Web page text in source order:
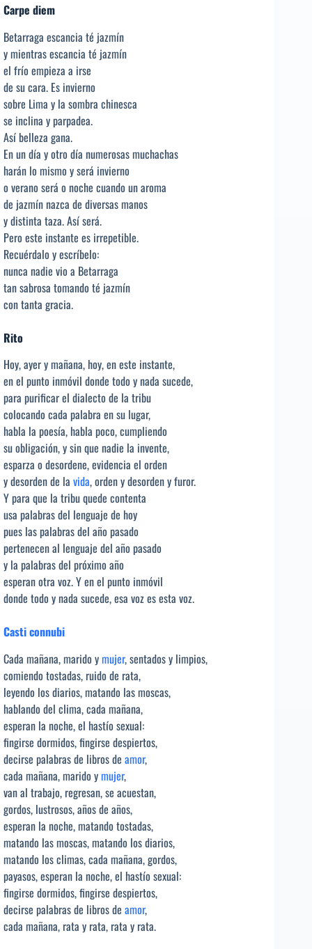
Carpe diem
Betarraga escancia té jazmín
y mientras escancia té jazmín
el frío empieza a irse
de su cara. Es invierno
sobre Lima y la sombra chinesca
se inclina y parpadea.
Así belleza gana.
En un día y otro día numerosas muchachas
harán lo mismo y será invierno
o verano será o noche cuando un aroma
de jazmín nazca de diversas manos
y distinta taza. Así será.
Pero este instante es irrepetible.
Recuérdalo y escríbelo:
nunca nadie vio a Betarraga
tan sabrosa tomando té jazmín
con tanta gracia.
Rito
Hoy, ayer y mañana, hoy, en este instante,
en el punto inmóvil donde todo y nada sucede,
para purificar el dialecto de la tribu
colocando cada palabra en su lugar,
habla la poesía, habla poco, cumpliendo
su obligación, y sin que nadie la invente,
esparza o desordene, evidencia el orden
y desorden de la vida, orden y desorden y furor.
Y para que la tribu quede contenta
usa palabras del lenguaje de hoy
pues las palabras del año pasado
pertenecen al lenguaje del año pasado
y la palabras del próximo año
esperan otra voz. Y en el punto inmóvil
donde todo y nada sucede, esa voz es esta voz.
Casti connubi
Cada mañana, marido ymujer, sentados y limpios,
comiendo tostadas, ruido de rata,
leyendo los diarios, matando las moscas,
hablando del clima, cada mañana,
esperan la noche, el hastío sexual:
fingirse dormidos, fingirse despiertos,
decirse palabras de libros de amor,
cada mañana, marido ymujer,
van al trabajo, regresan, se acuestan,
gordos, lustrosos, años de años,
esperan la noche, matando tostadas,
matando las moscas, matando los diarios,
matando los climas, cada mañana, gordos,
payasos, esperan la noche, el hastío sexual:
fingirse dormidos, fingirse despiertos,
decirse palabras de libros de amor,
cada mañana, rata y rata, rata y rata.